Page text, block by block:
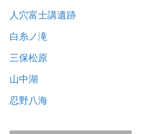
人穴富士講遺跡
白糸ノ滝
三保松原
山中湖
忍野八海